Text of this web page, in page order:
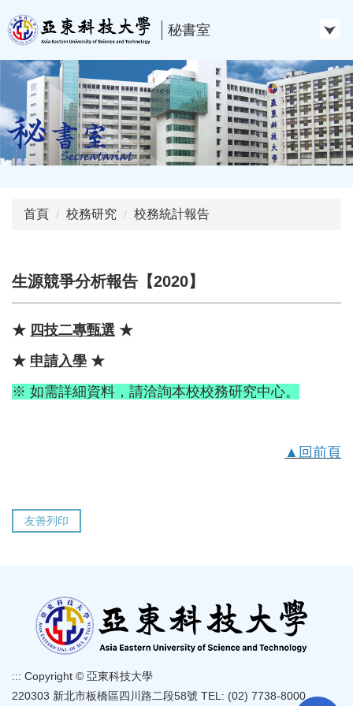
到
主
要
內
區
秘書室
首頁 校務研究 校務統計報告
生源競爭分析報告【2020】
★ 四技二專甄選 ★
★ 申請入學 ★
※ 如需詳細資料，請洽詢本校校務研究中心。
▲回前頁
友善列印
::: Copyright © 亞東科技大學
220303 新北市板橋區四川路二段58號 TEL: (02) 7738-8000